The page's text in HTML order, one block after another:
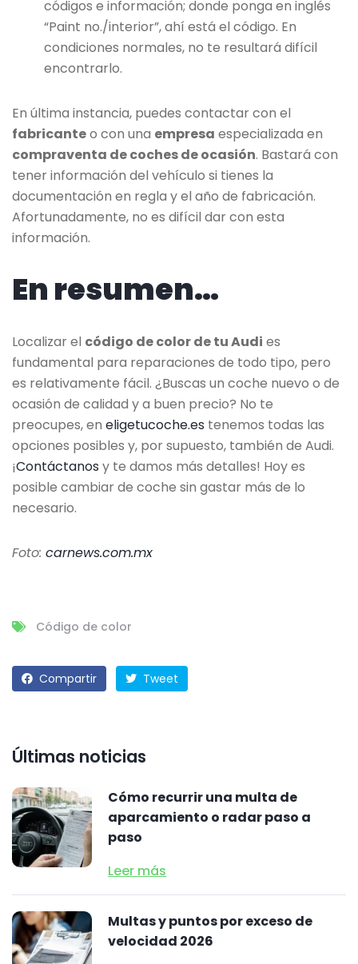
códigos e información; donde ponga en inglés
“Paint no./interior”, ahí está el código. En
condiciones normales, no te resultará difícil
encontrarlo.
En última instancia, puedes contactar con el
fabricanteo con una empresa especializada en
compraventa de coches de ocasión. Bastará con
tener información del vehículo si tienes la
documentación en regla y el año de fabricación.
Afortunadamente, no es difícil dar con esta
información.
En resumen…
Localizar el código de color de tu Audi es
fundamental para reparaciones de todo tipo, pero
es relativamente fácil. ¿Buscas un coche nuevo o de
ocasión de calidad y a buen precio? No te
preocupes, en eligetucoche.es tenemos todas las
opciones posibles y, por supuesto, también de Audi.
¡Contáctanos y te damos más detalles! Hoy es
posible cambiar de coche sin gastar más de lo
necesario.
Foto: carnews.com.mx
Código de color
Compartir Tweet
Últimas noticias
Cómo recurrir una multa de
aparcamiento o radar paso a
paso
Leer más
Multas y puntos por exceso de
velocidad 2026